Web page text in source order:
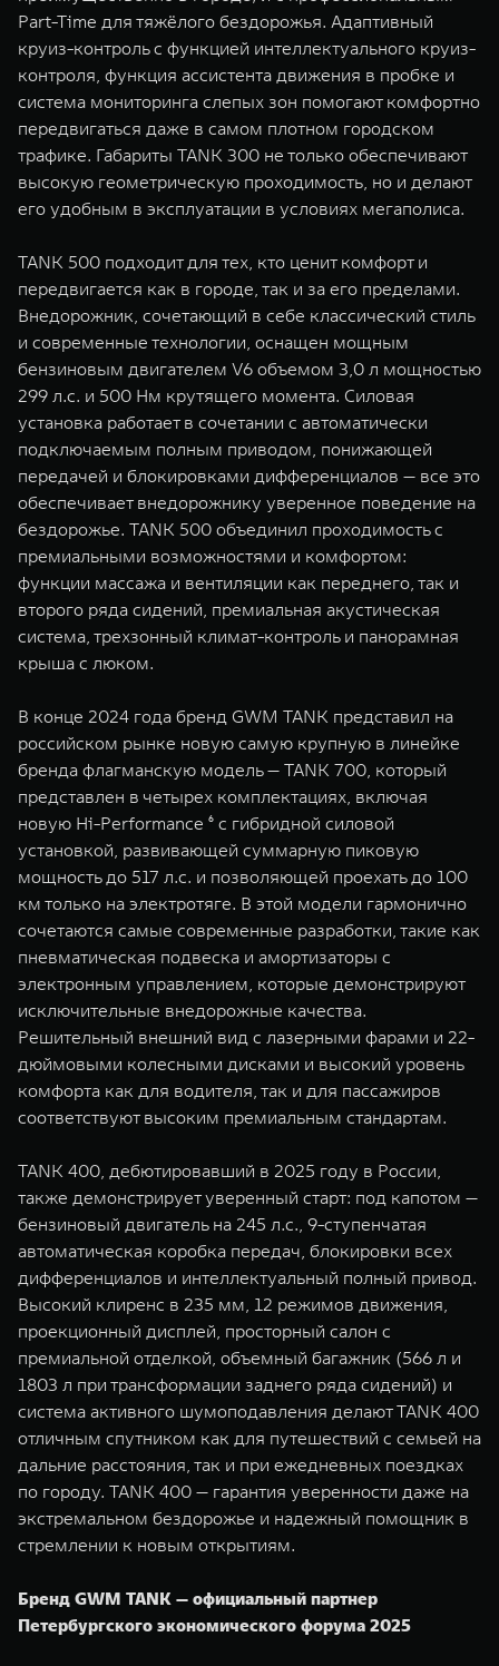
Part-Time для тяжёлого бездорожья. Адаптивный
круиз-контроль с функцией интеллектуального круиз-
контроля, функция ассистента движения в пробке и
система мониторинга слепых зон помогают комфортно
передвигаться даже в самом плотном городском
трафике. Габариты TANK 300 не только обеспечивают
высокую геометрическую проходимость, но и делают
его удобным в эксплуатации в условиях мегаполиса.
TANK 500 подходит для тех, кто ценит комфорт и
передвигается как в городе, так и за его пределами.
Внедорожник, сочетающий в себе классический стиль
и современные технологии, оснащен мощным
бензиновым двигателем V6 объемом 3,0 л мощностью
299 л.с. и 500 Нм крутящего момента. Силовая
установка работает в сочетании с автоматически
подключаемым полным приводом, понижающей
передачей и блокировками дифференциалов — все это
обеспечивает внедорожнику уверенное поведение на
бездорожье. TANK 500 объединил проходимость с
премиальными возможностями и комфортом:
функции массажа и вентиляции как переднего, так и
второго ряда сидений, премиальная акустическая
система, трехзонный климат-контроль и панорамная
крыша с люком.
В конце 2024 года бренд GWM TANK представил на
российском рынке новую самую крупную в линейке
бренда флагманскую модель — TANK 700, который
представлен в четырех комплектациях, включая
новую Hi-Performance ⁶ с гибридной силовой
установкой, развивающей суммарную пиковую
мощность до 517 л.с. и позволяющей проехать до 100
км только на электротяге. В этой модели гармонично
сочетаются самые современные разработки, такие как
пневматическая подвеска и амортизаторы с
электронным управлением, которые демонстрируют
исключительные внедорожные качества.
Решительный внешний вид с лазерными фарами и 22-
дюймовыми колесными дисками и высокий уровень
комфорта как для водителя, так и для пассажиров
соответствуют высоким премиальным стандартам.
TANK 400, дебютировавший в 2025 году в России,
также демонстрирует уверенный старт: под капотом —
бензиновый двигатель на 245 л.с., 9-ступенчатая
автоматическая коробка передач, блокировки всех
дифференциалов и интеллектуальный полный привод.
Высокий клиренс в 235 мм, 12 режимов движения,
проекционный дисплей, просторный салон с
премиальной отделкой, объемный багажник (566 л и
1803 л при трансформации заднего ряда сидений) и
система активного шумоподавления делают TANK 400
отличным спутником как для путешествий с семьей на
дальние расстояния, так и при ежедневных поездках
по городу. TANK 400 — гарантия уверенности даже на
экстремальном бездорожье и надежный помощник в
стремлении к новым открытиям.
Бренд GWM TANK — официальный партнер
Петербургского экономического форума 2025